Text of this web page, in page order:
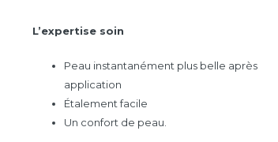
L’expertise soin
Peau instantanément plus belle après
application
Étalement facile
Un confort de peau.